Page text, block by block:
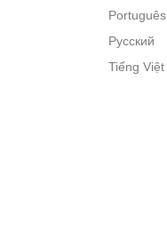
Português
Русский
Tiếng Việt